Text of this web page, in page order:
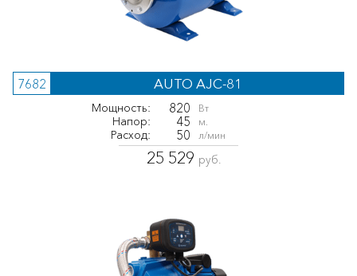
7682 AUTO AJC-81
Мощность: 820 Вт
Напор: 45 м.
Расход: 50 л/мин
25 529 руб.